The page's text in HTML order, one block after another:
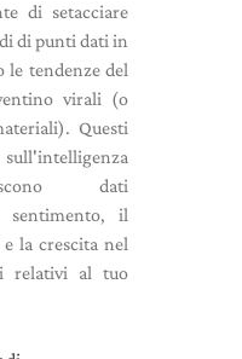
di setacciare
di punti dati in
le tendenze del
virali (o
Questi
dati
sentimento, il
la crescita nel
relativi al tuo